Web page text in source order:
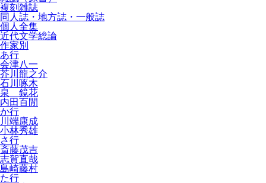
複刻雑誌
同人誌・地方誌・一般誌
個人全集
近代文学総論
作家別
あ行
会津八一
芥川龍之介
石川啄木
泉 鏡花
内田百閒
か行
川端康成
小林秀雄
さ行
斎藤茂吉
志賀直哉
島崎藤村
た行